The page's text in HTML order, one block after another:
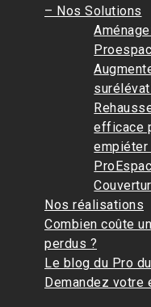
– Nos Solutions
efficace
empiéter
Nos réalisations
Combien coûte
perdus ?
Le blog du Pro
Demandez votre